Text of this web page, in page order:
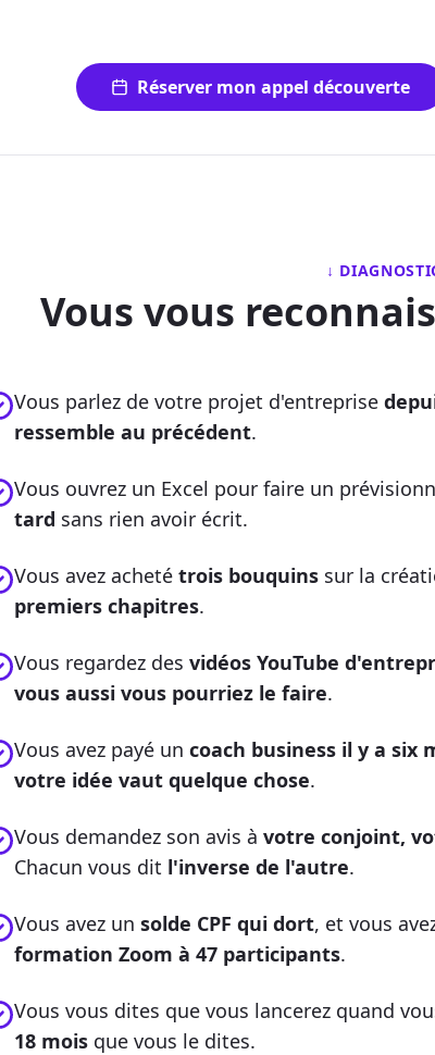
Réserver mon appel découverte
↓
Vous vous
Vous parlez de votre projet d'entreprise
ressemble au précédent.
Vous ouvrez un Excel pour faire un
tard sans rien avoir écrit.
Vous avez acheté trois bouquins sur la
premiers chapitres.
Vous regardez des vidéos YouTube
vous aussi vous pourriez le faire.
Vous avez payé un coach business il y a six
votre idée vaut quelque chose.
Vous demandez son avis à votre conjoint,
Chacun vous dit l'inverse de l'autre.
Vous avez un solde CPF qui dort, et vous
formation Zoom à 47 participants.
Vous vous dites que vous lancerez quand
18 mois que vous le dites.